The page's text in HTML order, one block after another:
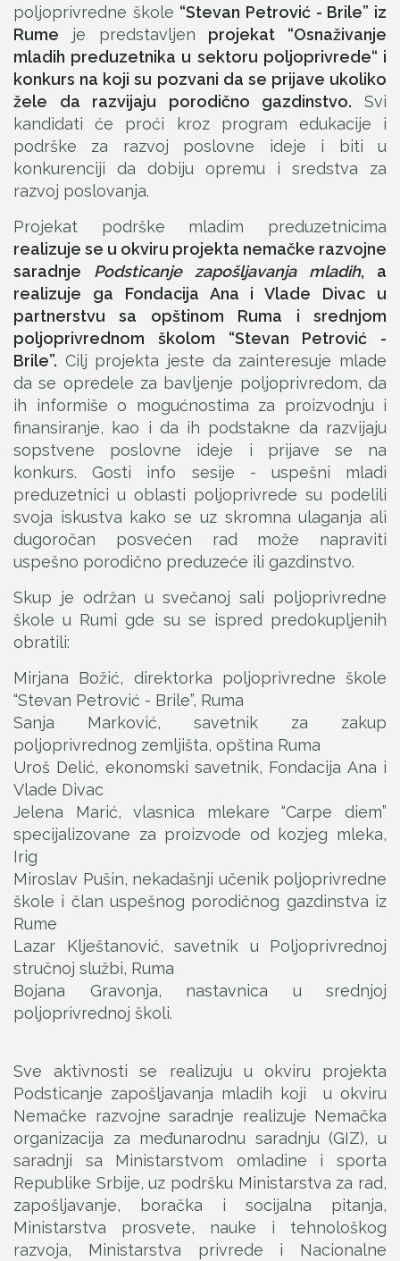
poljoprivredne škole “Stevan Petrović - Brile” iz
Rume je predstavljen projekat “Osnaživanje
mladih preduzetnika u sektoru poljoprivrede“ i
konkurs na koji su pozvani da se prijave ukoliko
žele da razvijaju porodično gazdinstvo. Svi
kandidati će proći kroz program edukacije i
podrške za razvoj poslovne ideje i biti u
konkurenciji da dobiju opremu i sredstva za
razvoj poslovanja.
Projekat podrške mladim preduzetnicima
realizuje se u okviru projekta nemačke razvojne
saradnje Podsticanje zapošljavanja mladih, a
realizuje ga Fondacija Ana i Vlade Divac u
partnerstvu sa opštinom Ruma i srednjom
poljoprivrednom školom “Stevan Petrović -
Brile”. Cilj projekta jeste da zainteresuje mlade
da se opredele za bavljenje poljoprivredom, da
ih informiše o mogućnostima za proizvodnju i
finansiranje, kao i da ih podstakne da razvijaju
sopstvene poslovne ideje i prijave se na
konkurs. Gosti info sesije - uspešni mladi
preduzetnici u oblasti poljoprivrede su podelili
svoja iskustva kako se uz skromna ulaganja ali
dugoročan posvećen rad može napraviti
uspešno porodično preduzeće ili gazdinstvo.
Skup je održan u svečanoj sali poljoprivredne
škole u Rumi gde su se ispred predokupljenih
obratili:
Mirjana Božić, direktorka poljoprivredne škole
“Stevan Petrović - Brile”, Ruma
Sanja Marković, savetnik za zakup
poljoprivrednog zemljišta, opština Ruma
Uroš Delić, ekonomski savetnik, Fondacija Ana i
Vlade Divac
Jelena Marić, vlasnica mlekare “Carpe diem”
specijalizovane za proizvode od kozjeg mleka,
Irig
Miroslav Pušin, nekadašnji učenik poljoprivredne
škole i član uspešnog porodičnog gazdinstva iz
Rume
Lazar Klještanović, savetnik u Poljoprivrednoj
stručnoj službi, Ruma
Bojana Gravonja, nastavnica u srednjoj
poljoprivrednoj školi.
Sve aktivnosti se realizuju u okviru projekta
Podsticanje zapošljavanja mladih koji u okviru
Nemačke razvojne saradnje realizuje Nemačka
organizacija za međunarodnu saradnju (GIZ), u
saradnji sa Ministarstvom omladine i sporta
Republike Srbije, uz podršku Ministarstva za rad,
zapošljavanje, boračka i socijalna pitanja,
Ministarstva prosvete, nauke i tehnološkog
razvoja, Ministarstva privrede i Nacionalne